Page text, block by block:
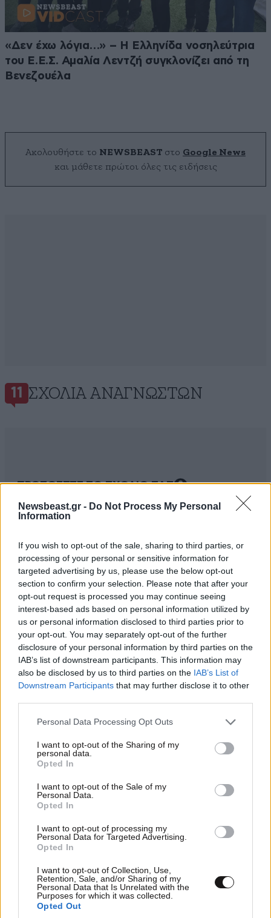
Newsbeast.gr - Do Not Process My Personal
Information
If you wish to opt-out of the sale, sharing to third parties, or
processing of your personal or sensitive information for
targeted advertising by us, please use the below opt-out
section to confirm your selection. Please note that after your
opt-out request is processed you may continue seeing
interest-based ads based on personal information utilized by
us or personal information disclosed to third parties prior to
your opt-out. You may separately opt-out of the further
disclosure of your personal information by third parties on the
IAB’s list of downstream participants. This information may
also be disclosed by us to third parties on the IAB’s List of
Downstream Participants that may further disclose it to other
Please note that this website/app uses one or more Google
not limited to your visit or usage behaviour. You may click to
grant or deny consent to Google and its third-party tags to
use your data for below specified purposes in below Google
consent section.
Personal Data Processing Opt Outs
I want to opt-out of the Sharing of my
personal data.
Opted In
I want to opt-out of the Sale of my
Personal Data.
Opted In
I want to opt-out of processing my
Personal Data for Targeted Advertising.
Opted In
I want to opt-out of Collection, Use,
Retention, Sale, and/or Sharing of my
Personal Data that Is Unrelated with the
Purposes for which it was collected.
Opted Out
«Δεν έχω λόγια…» – Η Ελληνίδα νοσηλεύτρια
του Ε.Ε.Σ. Αμαλία Λεντζή συγκλονίζει από τη
Βενεζουέλα
Ακολουθήστε το NEWSBEAST στο Google News
και μάθετε πρώτοι όλες τις ειδήσεις
11 ΣΧΌΛΙΑ ΑΝΑΓΝΩΣΤΏΝ
ΠΡΟΣΘΕΣΤΕ ΤΟ ΣΧΟΛΙΟ ΣΑΣ
Xαρακτήρες: 0/1000
Διαβάστε και ακολουθήστε τους κανόνες σχολιασμού
ΠΡΟΣΘΗΚΗ
Δηλαδή αν ψηφίσω; 04·06·2026 19:33
Συνέχιση της σταθερότητας θα πάει ήσυχα και
σταθερά η ζωή μου;
Απαντήστε